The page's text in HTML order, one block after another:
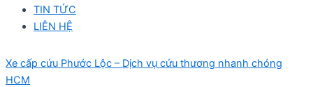
TIN TỨC
LIÊN HỆ
Xe cấp cứu Phước Lộc – Dịch vụ cứu thương nhanh chóng
HCM